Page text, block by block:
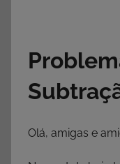
Olá, amigas e